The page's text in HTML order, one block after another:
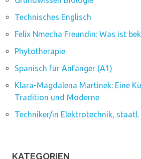
Technisches Englisch
Felix Nmecha Freundin: Was ist
Phytotherapie
Spanisch für Anfänger (A1)
Klara-Magdalena Martinek: Eine
Tradition und Moderne
Techniker/in Elektrotechnik, staatl.
KATEGORIEN